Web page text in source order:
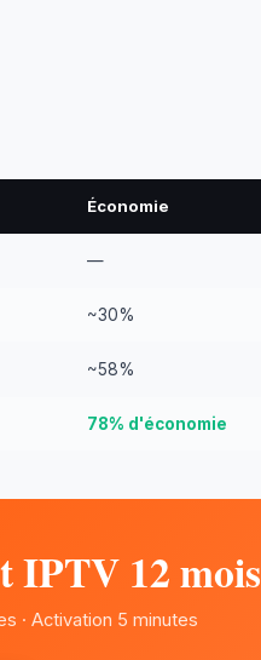
Économie
—
~30%
~58%
78% d'économie
IPTV 12 mois
· Activation 5 minutes